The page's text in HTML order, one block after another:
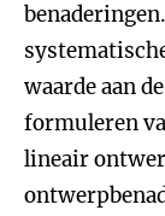
waarde aan
formuleren
lineair